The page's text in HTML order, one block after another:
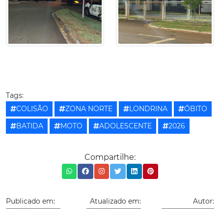
Tags:
COLISÃO
ZONA NORTE LONDRINA
ÓBITO
BATIDA
MOTO ADOLESCENTE 2026
Compartilhe:
Publicado em: Atualizado em: Autor: